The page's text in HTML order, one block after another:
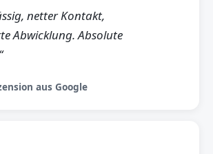
netter Kontakt,
Abwicklung. Absolute
aus Google